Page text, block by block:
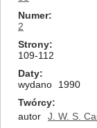
Numer
2
Strony
109-112
Daty
wydano
1990
Twórcy
autor
J. W. S.